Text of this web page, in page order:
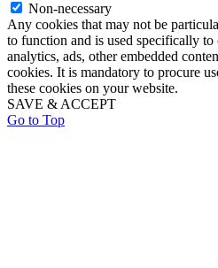
Non-necessary
Any cookies that may not be
to function and is used specifically to
analytics, ads, other embedded
cookies. It is mandatory to procure
these cookies on your website.
SAVE & ACCEPT
Go to Top